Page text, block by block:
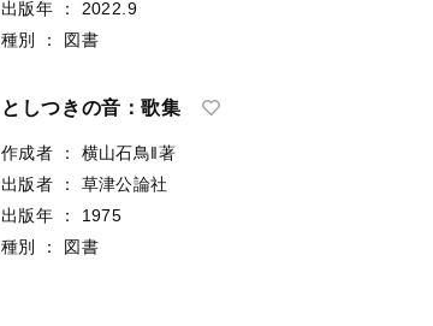
音にさわる：はるなつあきふゆをたのしむ「手」
作成者 ： 広瀬浩二郎‖作
出版者
：
偕成社
出版年
：
2021.10
種別
： 図書